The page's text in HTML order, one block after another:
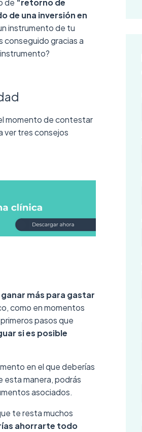
de “retorno de
de una inversión en
instrumento de tu
conseguido gracias a
momento de contestar
ver tres consejos
ganar más para gastar
como en momentos
pasos que
si es posible
en el que deberías
esta manera, podrás
asociados.
te resta muchos
ahorrarte todo